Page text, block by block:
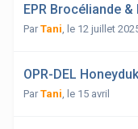
EPR Brocéliande
Par Tani le 12 juillet
OPR-DEL
Par Tani le 15 avril